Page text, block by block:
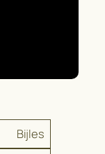
Bijles